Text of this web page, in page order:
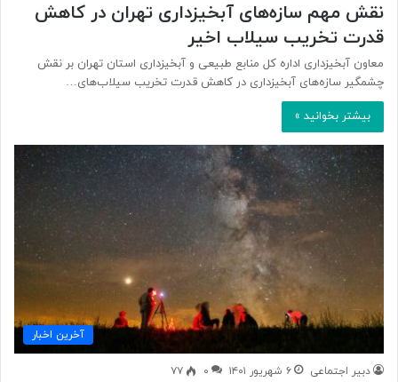
نقش مهم سازه‌های آبخیزداری تهران در کاهش
قدرت تخریب سیلاب اخیر
معاون آبخیزداری اداره کل منابع طبیعی و آبخیزداری استان تهران بر نقش
چشمگیر سازه‌های آبخیزداری در کاهش قدرت تخریب سیلاب‌های…
بیشتر بخوانید »
آخرین اخبار
دبیر اجتماعی ۶ شهریور ۱۴۰۱ ۰ ۷۷